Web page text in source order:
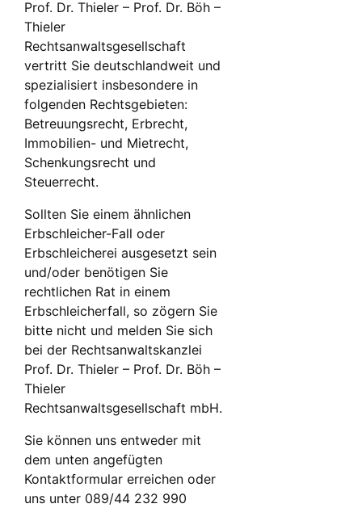
Prof. Dr. Thieler – Prof. Dr. Böh –
Thieler
Rechtsanwaltsgesellschaft
vertritt Sie deutschlandweit und
spezialisiert insbesondere in
folgenden Rechtsgebieten:
Betreuungsrecht, Erbrecht,
Immobilien- und Mietrecht,
Schenkungsrecht und
Steuerrecht.
Sollten Sie einem ähnlichen
Erbschleicher-Fall oder
Erbschleicherei ausgesetzt sein
und/oder benötigen Sie
rechtlichen Rat in einem
Erbschleicherfall, so zögern Sie
bitte nicht und melden Sie sich
bei der Rechtsanwaltskanzlei
Prof. Dr. Thieler – Prof. Dr. Böh –
Thieler
Rechtsanwaltsgesellschaft mbH.
Sie können uns entweder mit
dem unten angefügten
Kontaktformular erreichen oder
uns unter 089/44 232 990